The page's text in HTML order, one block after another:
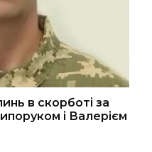
в скорботі за
і Валерієм